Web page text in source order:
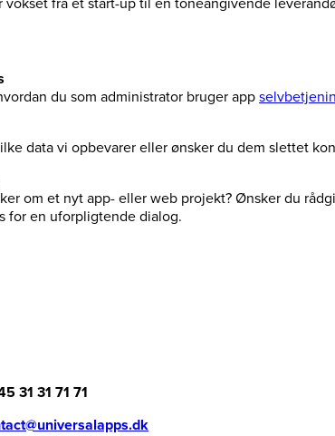
vokset fra et start-up til en toneangivende
du som administrator bruger app
data vi opbevarer eller ønsker du dem slettet
om et nyt app- eller web projekt? Ønsker du
for en uforpligtende dialog.
31 31 71 71